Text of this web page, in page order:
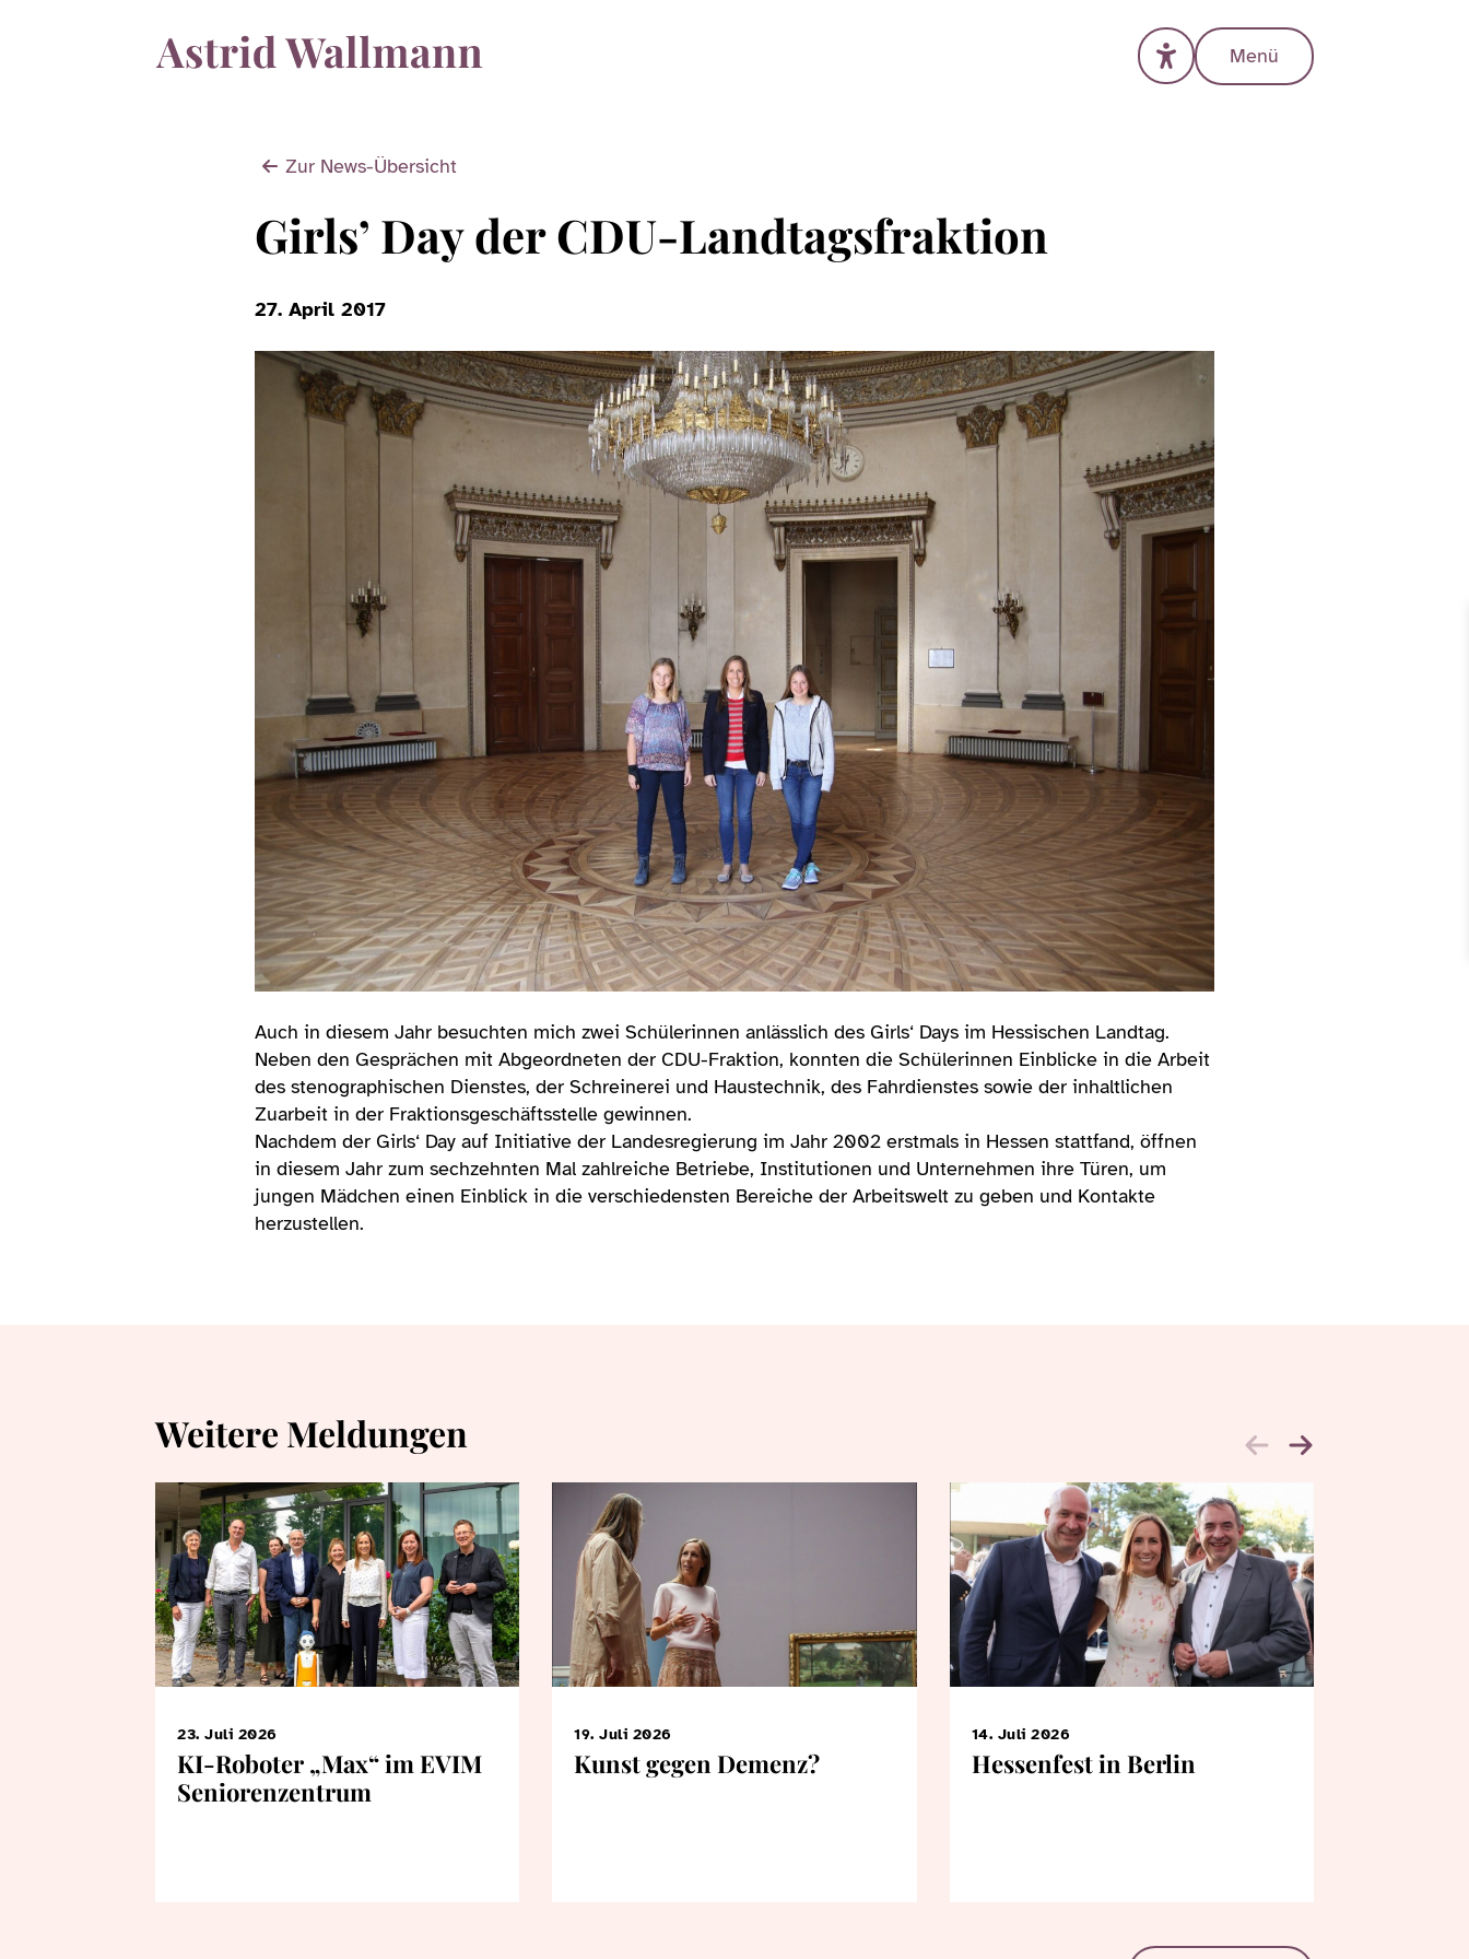
Menü
Zur News-Übersicht
Girls’ Day der CDU-Landtagsfraktion
27. April 2017
Auch in diesem Jahr besuchten mich zwei Schülerinnen anlässlich des Girls‘ Days im Hessischen Landtag.
Neben den Gesprächen mit Abgeordneten der CDU-Fraktion, konnten die Schülerinnen Einblicke in die Arbeit
des stenographischen Dienstes, der Schreinerei und Haustechnik, des Fahrdienstes sowie der inhaltlichen
Zuarbeit in der Fraktionsgeschäftsstelle gewinnen.
Nachdem der Girls‘ Day auf Initiative der Landesregierung im Jahr 2002 erstmals in Hessen stattfand, öffnen
in diesem Jahr zum sechzehnten Mal zahlreiche Betriebe, Institutionen und Unternehmen ihre Türen, um
jungen Mädchen einen Einblick in die verschiedensten Bereiche der Arbeitswelt zu geben und Kontakte
herzustellen.
Weitere Meldungen
23. Juli 2026
KI-Roboter „Max“ im EVIM
Seniorenzentrum
19. Juli 2026
Kunst gegen Demenz?
14. Juli 2026
Hessenfest in Berlin